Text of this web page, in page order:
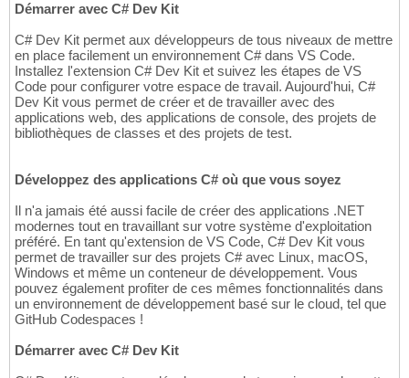
Démarrer avec C# Dev Kit
C# Dev Kit permet aux développeurs de tous niveaux de mettre
en place facilement un environnement C# dans VS Code.
Installez l'extension C# Dev Kit et suivez les étapes de VS
Code pour configurer votre espace de travail. Aujourd'hui, C#
Dev Kit vous permet de créer et de travailler avec des
applications web, des applications de console, des projets de
bibliothèques de classes et des projets de test.
Développez des applications C# où que vous soyez
Il n'a jamais été aussi facile de créer des applications .NET
modernes tout en travaillant sur votre système d'exploitation
préféré. En tant qu'extension de VS Code, C# Dev Kit vous
permet de travailler sur des projets C# avec Linux, macOS,
Windows et même un conteneur de développement. Vous
pouvez également profiter de ces mêmes fonctionnalités dans
un environnement de développement basé sur le cloud, tel que
GitHub Codespaces !
Démarrer avec C# Dev Kit